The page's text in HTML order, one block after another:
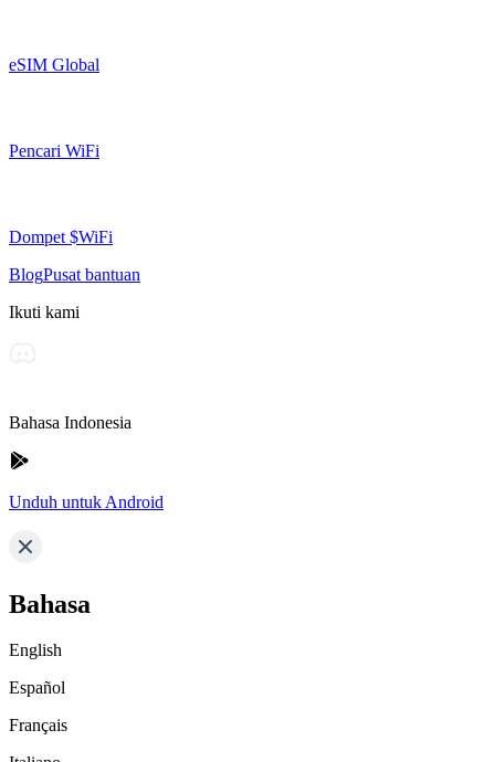
eSIM Global
Pencari WiFi
Dompet $WiFi
BlogPusat bantuan
Ikuti kami
Bahasa Indonesia
Unduh untuk Android
Bahasa
English
Español
Français